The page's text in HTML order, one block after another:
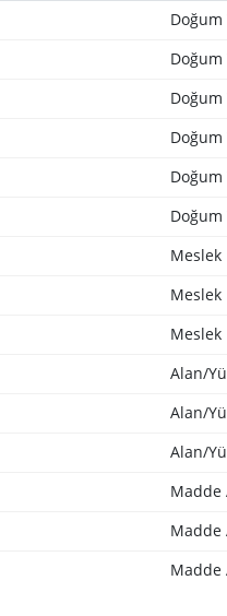
Doğum
Doğum
Doğum
Doğum
Doğum
Doğum
Meslek
Meslek
Meslek
Alan/
Alan/
Alan/
Madde
Madde
Madde